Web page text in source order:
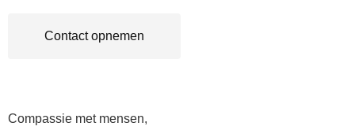
Contact opnemen
Compassie met mensen,